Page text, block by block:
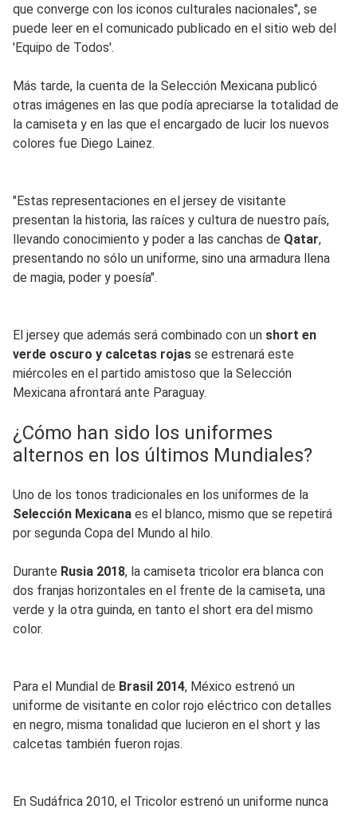
que converge con los iconos culturales nacionales", se
puede leer en el comunicado publicado en el sitio web del
'Equipo de Todos'.
Más tarde, la cuenta de la Selección Mexicana publicó
otras imágenes en las que podía apreciarse la totalidad de
la camiseta y en las que el encargado de lucir los nuevos
colores fue Diego Lainez.
"Estas representaciones en el jersey de visitante
presentan la historia, las raíces y cultura de nuestro país,
llevando conocimiento y poder a las canchas de Qatar,
presentando no sólo un uniforme, sino una armadura llena
de magia, poder y poesía".
El jersey que además será combinado con un short en
verde oscuro y calcetas rojas se estrenará este
miércoles en el partido amistoso que la Selección
Mexicana afrontará ante Paraguay.
¿Cómo han sido los uniformes
alternos en los últimos Mundiales?
Uno de los tonos tradicionales en los uniformes de la
Selección Mexicana es el blanco, mismo que se repetirá
por segunda Copa del Mundo al hilo.
Durante Rusia 2018, la camiseta tricolor era blanca con
dos franjas horizontales en el frente de la camiseta, una
verde y la otra guinda, en tanto el short era del mismo
color.
Para el Mundial de Brasil 2014, México estrenó un
uniforme de visitante en color rojo eléctrico con detalles
en negro, misma tonalidad que lucieron en el short y las
calcetas también fueron rojas.
En Sudáfrica 2010, el Tricolor estrenó un uniforme nunca